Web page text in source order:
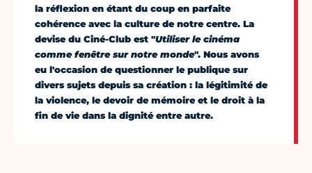
la réflexion en étant du coup en parfaite
cohérence avec la culture de notre centre. La
devise du Ciné-Club est "Utiliser le cinéma
comme fenêtre sur notre monde". Nous avons
eu l'occasion de questionner le publique sur
divers sujets depuis sa création : la légitimité de
la violence, le devoir de mémoire et le droit à la
fin de vie dans la dignité entre autre.